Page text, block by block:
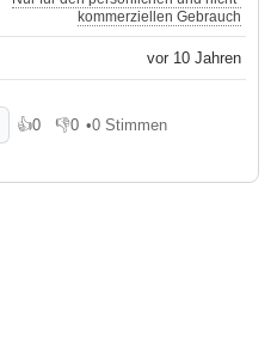
kommerziellen Gebrauch
vor 10 Jahren
👍0
Gefällt mir
👎0
Gefällt mir nicht
•0 Stimmen